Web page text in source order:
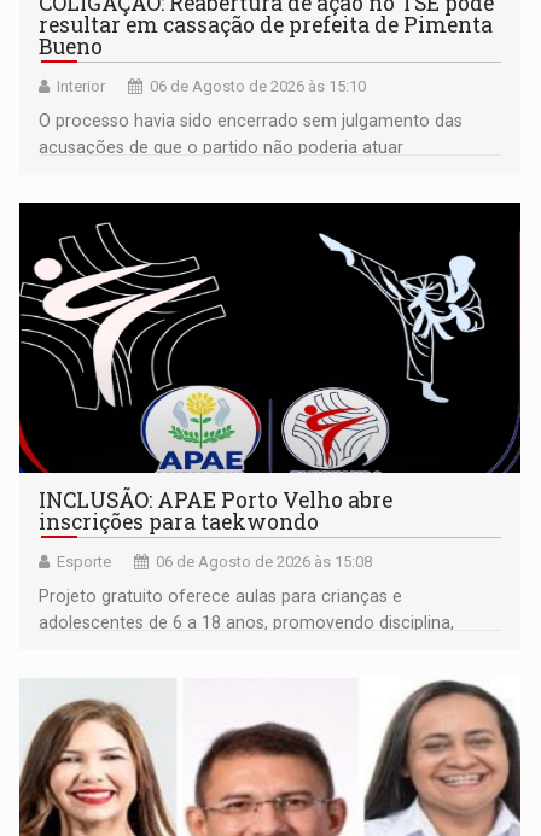
resultar em cassação de prefeita de Pimenta
Bueno
Interior 06 de Agosto de 2026 às 15:10
O processo havia sido encerrado sem julgamento das
acusações de que o partido não poderia atuar
INCLUSÃO: APAE Porto Velho abre
inscrições para taekwondo
Esporte 06 de Agosto de 2026 às 15:08
Projeto gratuito oferece aulas para crianças e
adolescentes de 6 a 18 anos, promovendo disciplina,